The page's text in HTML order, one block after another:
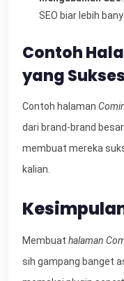
SEO biar lebih
Contoh
yang
Contoh halaman
dari brand-brand
membuat mereka
kalian.
Membuat halaman
sih gampang banget